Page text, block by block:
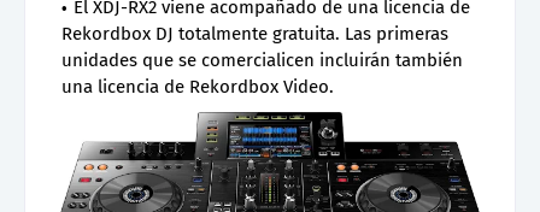
El XDJ-RX2 viene acompañado de una licencia de
Rekordbox DJ totalmente gratuita. Las primeras
unidades que se comercialicen incluirán también
una licencia de Rekordbox Video.